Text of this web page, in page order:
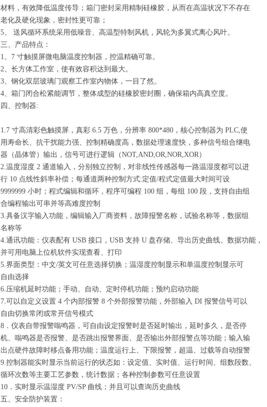
材料，有效降低温度传导；箱门密封采用精制硅橡胶，从而在高温状况下不存在
老化及硬化现象，密封性更可靠；
5、 送风循环系统采用低噪音、高温型特制风机，风轮为多翼式离心风叶。
三、产品特点：
1、7 寸触摸屏微电脑温度控制器，控温精确可靠。
2、长方体工作室，使有效容积达到最大。
3、钢化双层玻璃门观察工作室内物体，一目了然。
4、箱门闭合松紧能调节，整体成型的硅橡胶密封圈，确保箱内高真空度。
四、控制器:
1.7 寸高清彩色触摸屏，真彩 6.5 万色，分辨率 800*480，核心控制器为 PLC,使
用寿命长、抗干扰能力强、控制精确度高，数据处理速度快，多种信号组合继电
器（晶体管）输出，信号可进行逻辑（NOT,AND,OR,NOR,XOR）
2.温度湿度 2 通道输入，分别独立控制，对非线性传感器每一路温湿度都可以进
行 10 点线性斜率补偿；每通道两种控制方式:定值/程式定值最大时间可设
9999999 小时；程式编辑和循环，程序可编程 100 组，每组 100 段，支持自由组
合编程输出可串并等高难度控制
3.具备汉字输入功能，编辑输入厂商资料，故障报警名称，试验名称等，数据组
名称等
4.通讯功能：仪表配有 USB 接口，USB 支持 U 盘存储、导出历史曲线、数据功能，
并可用电脑上位机软件实现查看、打印
5.界面类型：中文/英文可任意选择切换；温湿度控制显示和单温度控制显示可
自由选择
6.压缩机延时功能；手动、自动、定时停机功能；预约启动功能
7.可以自定义设置 4 个内部报警 8 个外部报警功能，外部输入 DI 报警信号可以
自由切换常闭或常开信号模式
8．仪表自带报警嗡鸣器，可自由设定报警时是否延时输出，延时多久，是否停
机、嗡鸣器是否报警、是否跳出报警界面、是否输出外部报警点等功能；输入输
出点硬件故障时移点备用功能；温度运行上、下限报警，超温、过载等自动报警
9.控制器能实时显示当前运行的状态如：设定值、实时值、运行时间、组数段数、
循环次数等主要工艺参数，统计数据；各种控制参数可任意设置
10．实时显示温湿度 PV/SP 曲线；并且可以查询历史曲线
五、安全防护装置：